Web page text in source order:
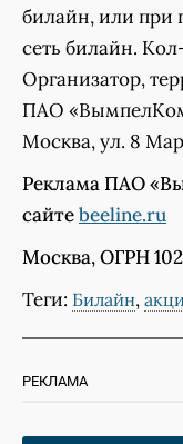
билайн, или при
сеть билайн.
Организатор,
ПАО
Москва, ул. 8
Реклама ПАО
сайтеbeeline.ru
Москва, ОГРН
Теги: Билайн,
РЕКЛАМА